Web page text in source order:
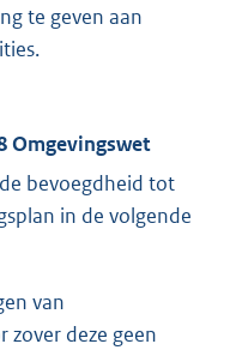
te geven aan
Omgevingswet
bevoegdheid tot
in de volgende
van
zover deze geen